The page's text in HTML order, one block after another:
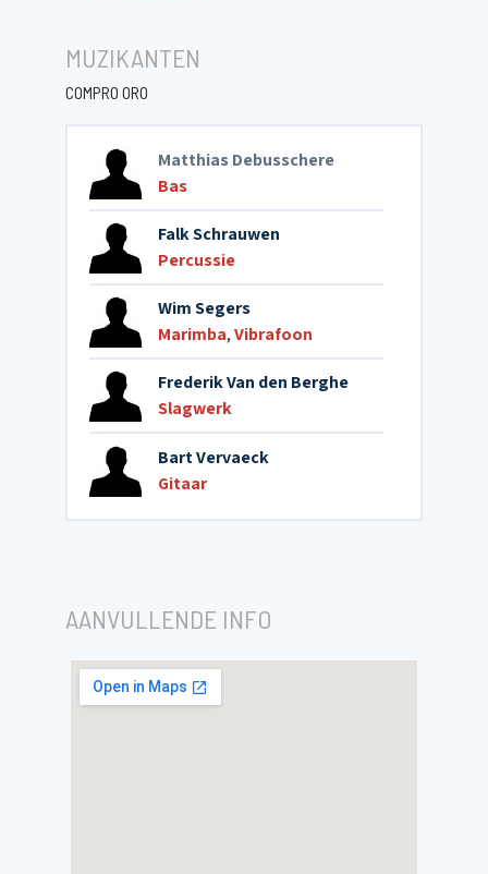
MUZIKANTEN
COMPRO ORO
Matthias Debusschere
Bas
Falk Schrauwen
Percussie
Wim Segers
Marimba,Vibrafoon
Frederik Van den Berghe
Slagwerk
Bart Vervaeck
Gitaar
AANVULLENDE INFO